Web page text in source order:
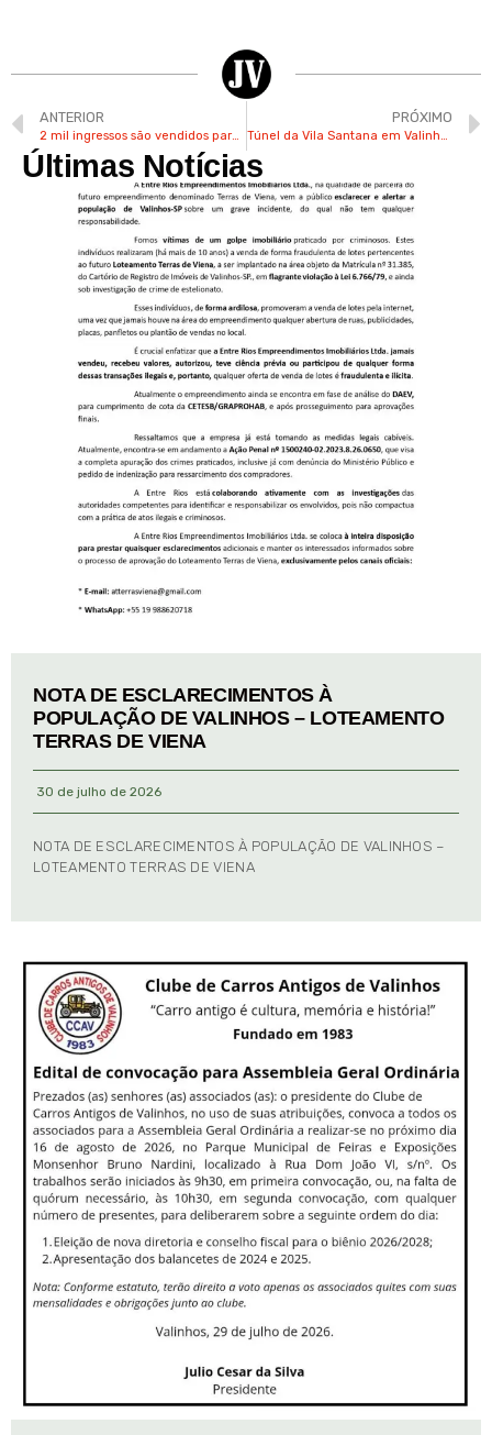
ANTERIOR
2 mil ingressos são vendidos para Festa Julina de Valinhos em 24h
PRÓXIMO
Túnel da Vila Santana em Valinhos registra mau cheiro e poças d’água
Últimas Notícias
NOTA DE ESCLARECIMENTOS À
POPULAÇÃO DE VALINHOS – LOTEAMENTO
TERRAS DE VIENA
30 de julho de 2026
NOTA DE ESCLARECIMENTOS À POPULAÇÃO DE VALINHOS –
LOTEAMENTO TERRAS DE VIENA